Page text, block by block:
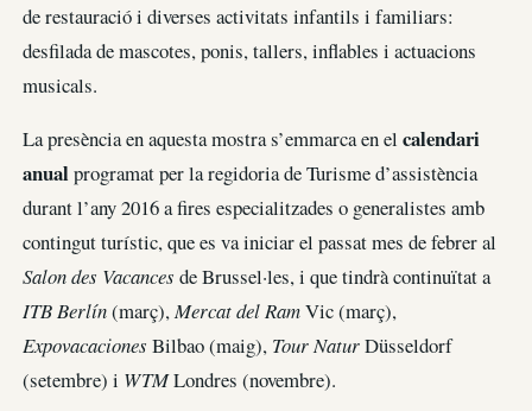
de restauració i diverses activitats infantils i familiars:
desfilada de mascotes, ponis, tallers, inflables i actuacions
musicals.
La presència en aquesta mostra s’emmarca en el calendari
anualprogramat per la regidoria de Turisme d’assistència
durant l’any 2016 a fires especialitzades o generalistes amb
contingut turístic, que es va iniciar el passat mes de febrer al
Salon des Vacances de Brussel·les, i que tindrà continuïtat a
ITB Berlín(març),Mercat del RamVic (març),
Expovacaciones Bilbao (maig), Tour NaturDüsseldorf
(setembre) i WTMLondres (novembre).